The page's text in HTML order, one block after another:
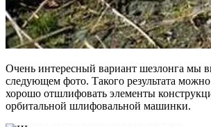
Очень интересный вариант шезлонга мы
следующем фото. Такого результата можно
хорошо отшлифовать элементы
орбитальной шлифовальной машинки.